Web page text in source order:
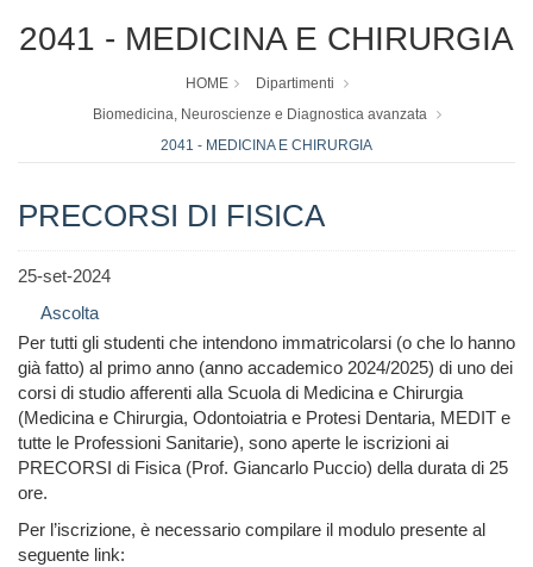
2041 - MEDICINA E CHIRURGIA
HOME
Dipartimenti
Biomedicina, Neuroscienze e Diagnostica avanzata
2041 - MEDICINA E CHIRURGIA
PRECORSI DI FISICA
25-set-2024
Ascolta
Per tutti gli studenti che intendono immatricolarsi (o che lo hanno
già fatto) al primo anno (anno accademico 2024/2025) di uno dei
corsi di studio afferenti alla Scuola di Medicina e Chirurgia
(Medicina e Chirurgia, Odontoiatria e Protesi Dentaria, MEDIT e
tutte le Professioni Sanitarie), sono aperte le iscrizioni ai
PRECORSI di Fisica (Prof. Giancarlo Puccio) della durata di 25
ore.
Per l’iscrizione, è necessario compilare il modulo presente al
seguente link: